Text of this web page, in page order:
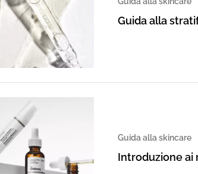
Guida alla
Guida alla skincare
Introduzione ai